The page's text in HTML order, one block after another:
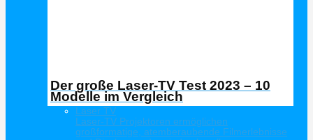
Der große Laser-TV Test 2023 – 10
Modelle im Vergleich
Laser TV
Laser-TV Projektoren ermöglichen
großformatige, atemberaubende Filmerlebnisse